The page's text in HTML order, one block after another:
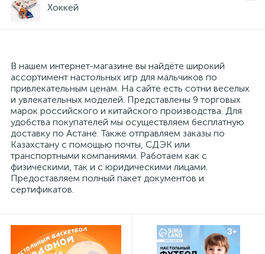
Хоккей
В нашем интернет-магазине вы найдёте широкий
ассортимент настольных игр для мальчиков по
привлекательным ценам. На сайте есть сотни веселых
и увлекательных моделей. Представлены 9 торговых
марок российского и китайского производства. Для
удобства покупателей мы осуществляем бесплатную
доставку по Астане. Также отправляем заказы по
Казахстану с помощью почты, СДЭК или
транспортными компаниями. Работаем как с
физическими, так и с юридическими лицами.
Предоставляем полный пакет документов и
сертификатов.